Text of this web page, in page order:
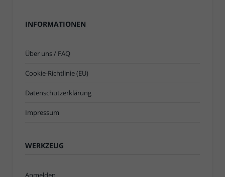
INFORMATIONEN
Über uns / FAQ
Cookie-Richtlinie (EU)
Datenschutzerklärung
Impressum
WERKZEUG
Anmelden